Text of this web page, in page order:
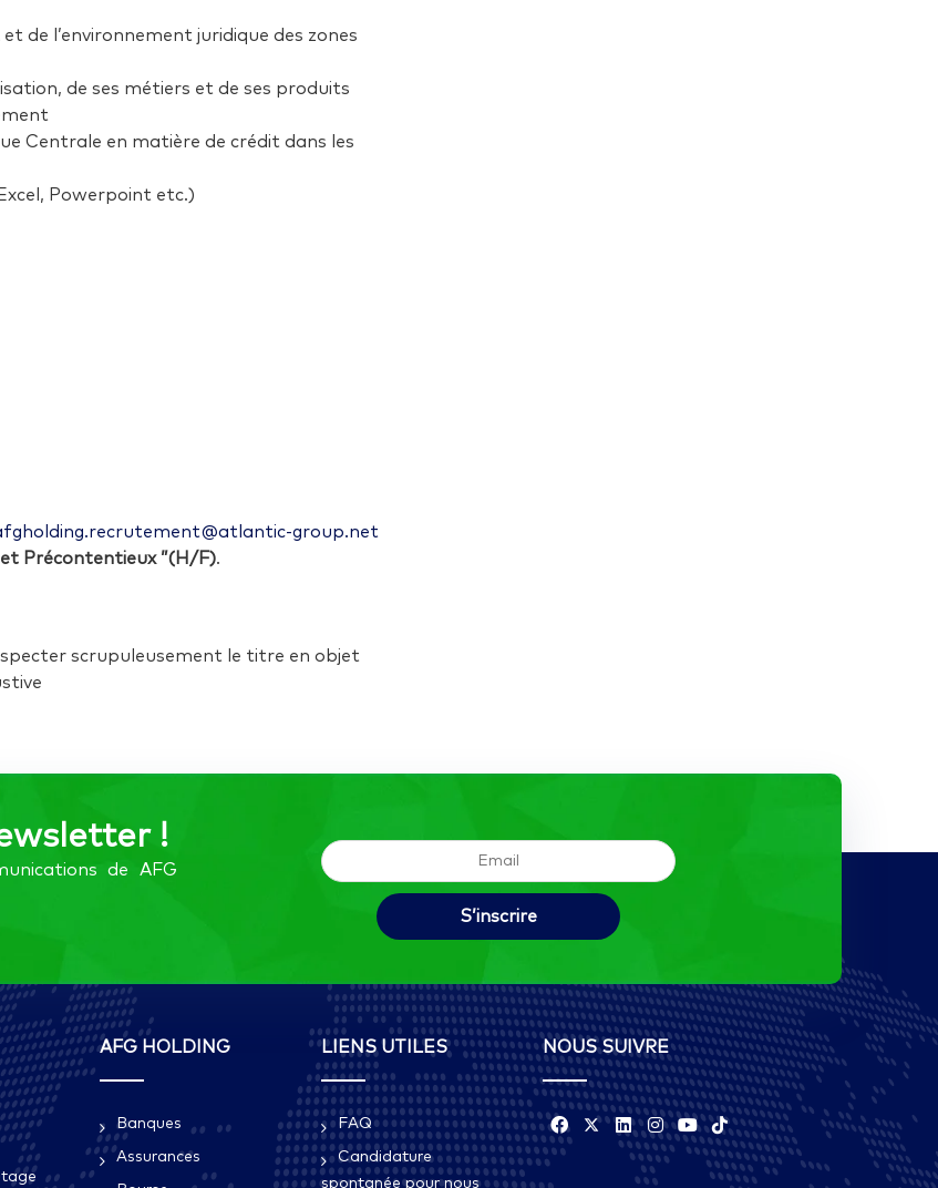
de l’environnement juridique des zones
de ses métiers et de ses produits
Centrale en matière de crédit dans les
Powerpoint etc.)
group.net
Précontentieux ”(H/F).
scrupuleusement le titre en objet
!
de AFG
AFG HOLDING
Banques
Assurances
LIENS UTILES
FAQ
Candidature
spontanée pour nous
NOUS SUIVRE